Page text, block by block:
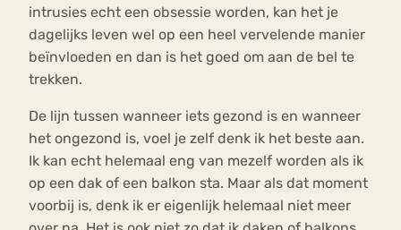
intrusies echt een obsessie worden, kan het je
dagelijks leven wel op een heel vervelende manier
beïnvloeden en dan is het goed om aan de bel te
trekken.
De lijn tussen wanneer iets gezond is en wanneer
het ongezond is, voel je zelf denk ik het beste aan.
Ik kan echt helemaal eng van mezelf worden als ik
op een dak of een balkon sta. Maar als dat moment
voorbij is, denk ik er eigenlijk helemaal niet meer